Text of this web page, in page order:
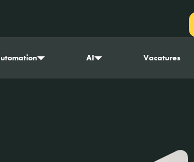
AI Vacatures